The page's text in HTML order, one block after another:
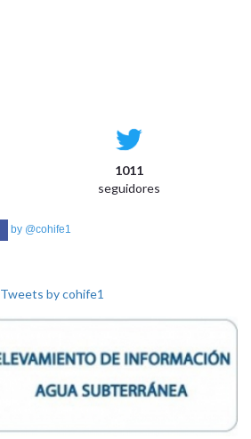
1011
seguidores
by @cohife1
Tweets by cohife1